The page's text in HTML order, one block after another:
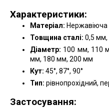
Характеристики:
Матеріал: Нержавіюча
Товщина сталі: 0,5 мм,
Діаметр: 100 мм, 110
мм, 180 мм, 200 мм
Кут: 45°, 87°, 90°
Тип: рівнопрохідний,
Застосування: